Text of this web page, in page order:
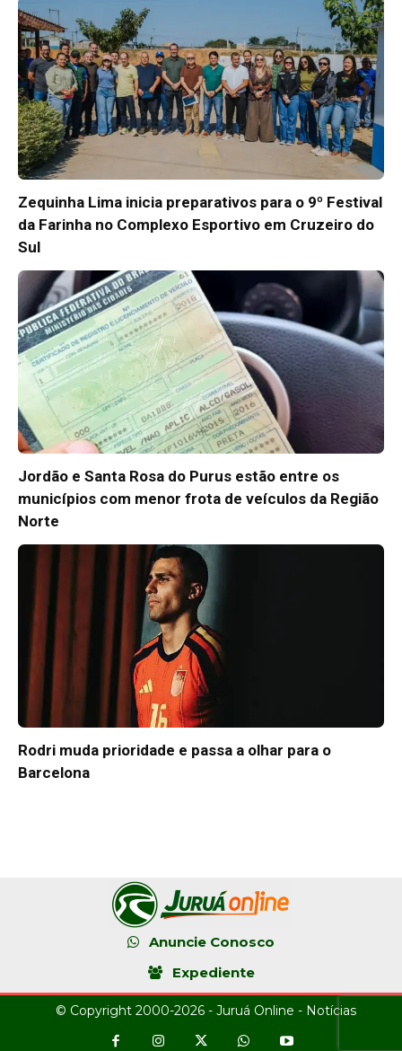
Zequinha Lima inicia preparativos para o 9º Festival
da Farinha no Complexo Esportivo em Cruzeiro do
Sul
Jordão e Santa Rosa do Purus estão entre os
municípios com menor frota de veículos da Região
Norte
Rodri muda prioridade e passa a olhar para o
Barcelona
Anuncie Conosco
Expediente
© Copyright 2000-2026 - Juruá Online - Notícias